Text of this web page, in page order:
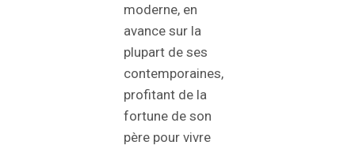
moderne, en
avance sur la
plupart de ses
contemporaines,
profitant de la
fortune de son
père pour vivre